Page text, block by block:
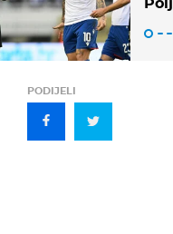
PODIJELI